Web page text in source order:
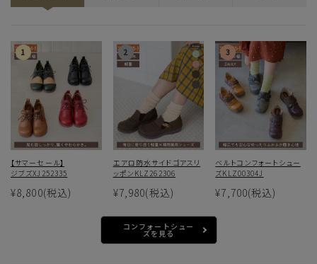
【サマーセール】
ジブズXJ252335
¥8,800(税込)
エアロ防水サイドゴアスリ
ッポンKLZ262306
¥7,980(税込)
ベルトコンフォートシュー
ズKLZ00304J
¥7,700(税込)
コンフォートシュー
ズを見る